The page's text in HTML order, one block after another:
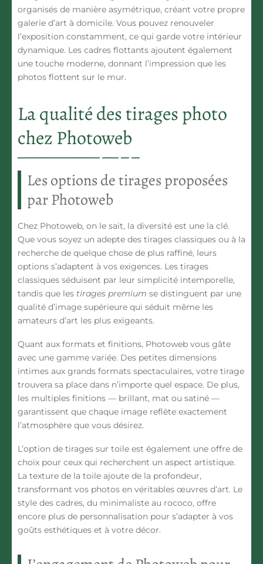
organisés de manière asymétrique, créant votre propre
galerie d’art à domicile. Vous pouvez renouveler
l’exposition constamment, ce qui garde votre intérieur
dynamique. Les cadres flottants ajoutent également
une touche moderne, donnant l’impression que les
photos flottent sur le mur.
La qualité des tirages photo
chez Photoweb
Les options de tirages proposées
par Photoweb
Chez Photoweb, on le sait, la diversité est une la clé.
Que vous soyez un adepte des tirages classiques ou à la
recherche de quelque chose de plus raffiné, leurs
options s’adaptent à vos exigences. Les tirages
classiques séduisent par leur simplicité intemporelle,
tandis que les tirages premium se distinguent par une
qualité d’image supérieure qui séduit même les
amateurs d’art les plus exigeants.
Quant aux formats et finitions, Photoweb vous gâte
avec une gamme variée. Des petites dimensions
intimes aux grands formats spectaculaires, votre tirage
trouvera sa place dans n’importe quel espace. De plus,
les multiples finitions — brillant, mat ou satiné —
garantissent que chaque image reflète exactement
l’atmosphère que vous désirez.
L’option de tirages sur toile est également une offre de
choix pour ceux qui recherchent un aspect artistique.
La texture de la toile ajoute de la profondeur,
transformant vos photos en véritables œuvres d’art. Le
style des cadres, du minimaliste au rococo, offre
encore plus de personnalisation pour s’adapter à vos
goûts esthétiques et à votre décor.